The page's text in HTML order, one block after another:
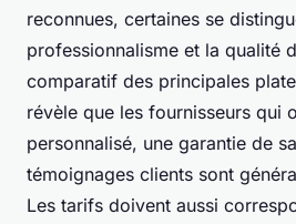
reconnues, certaines se
professionnalisme et la qualité
comparatif des principales
révèle que les fournisseurs qui
personnalisé, une garantie de
témoignages clients sont
Les tarifs doivent aussi